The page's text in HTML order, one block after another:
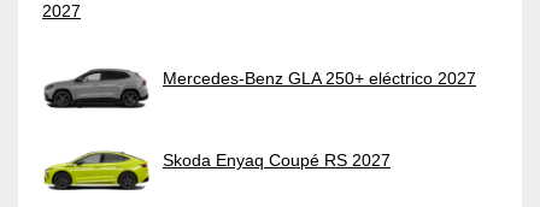
2027
Mercedes-Benz GLA 250+ eléctrico 2027
Skoda Enyaq Coupé RS 2027